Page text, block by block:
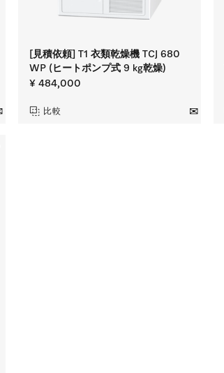
[見積依頼] T1 衣類乾燥機 TCJ 680
WP (ヒートポンプ式 9 kg乾燥)
¥ 484,000
比較